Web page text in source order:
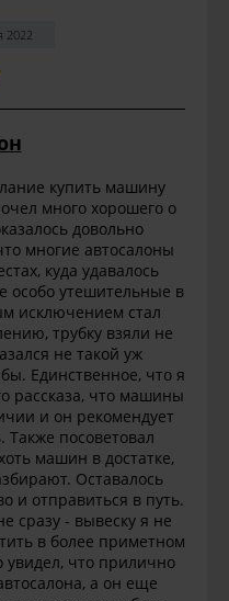
2022
купить машину
много хорошего о
довольно
многие автосалоны
куда удавалось
особо утешительные в
исключением стал
трубку взяли не
не такой уж
Единственное, что я
рассказа, что машины
и он рекомендует
посоветовал
машин в достатке,
Оставалось
и отправиться в путь.
сразу - вывеску я не
в более приметном
увидел, что прилично
а он еще